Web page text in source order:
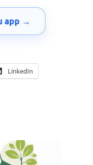
app →
LinkedIn